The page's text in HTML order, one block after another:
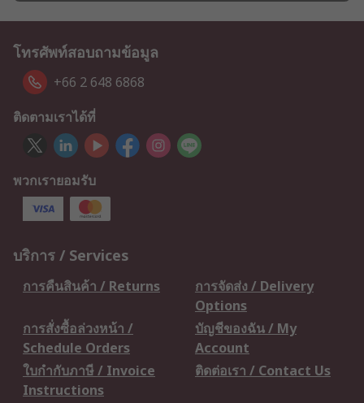
โทรศัพท์สอบถามข้อมูล
+66 2 648 6868
ติดตามเราได้ที่
พวกเรายอมรับ
บริการ / Services
การคืนสินค้า / Returns
การจัดส่ง / Delivery
Options
การสั่งซื้อล่วงหน้า /
Schedule Orders
บัญชีของฉัน / My
Account
ใบกำกับภาษี / Invoice
Instructions
ติดต่อเรา / Contact Us